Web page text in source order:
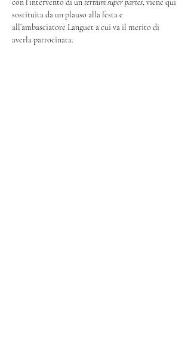
con l’intervento di un tertium super partes, viene qui
sostituita da un plauso alla festa e
all’ambasciatore Languet a cui va il merito di
averla patrocinata.